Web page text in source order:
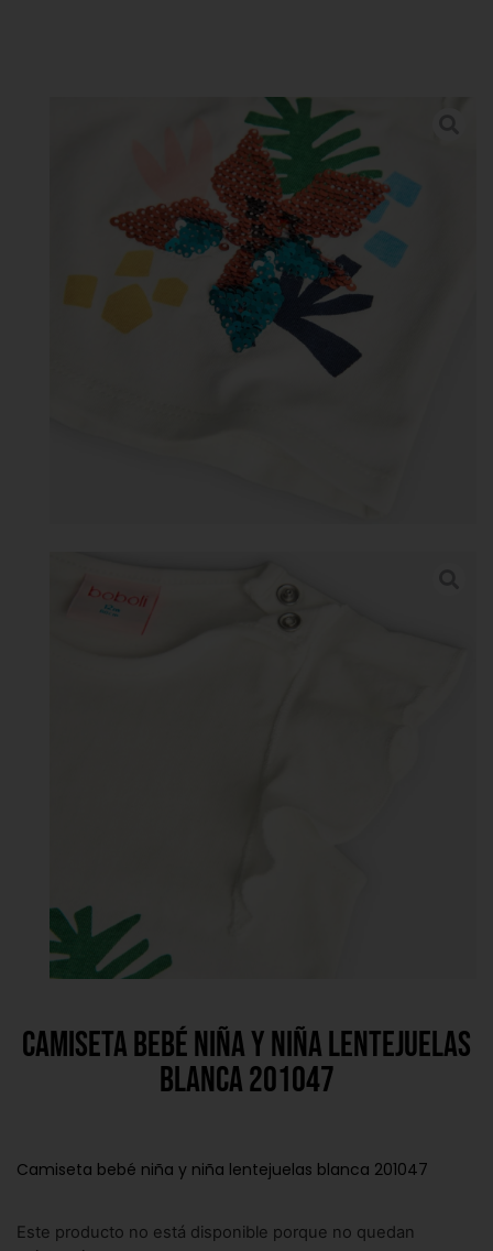
Camiseta bebé niña y niña lentejuelas
blanca 201047
Camiseta bebé niña y niña lentejuelas blanca 201047
Este producto no está disponible porque no quedan